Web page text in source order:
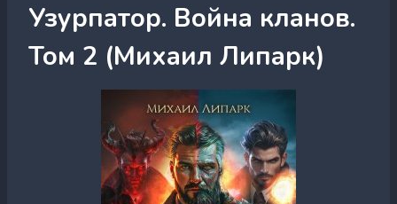
Узурпатор. Война кланов.
Том 2 (Михаил Липарк)